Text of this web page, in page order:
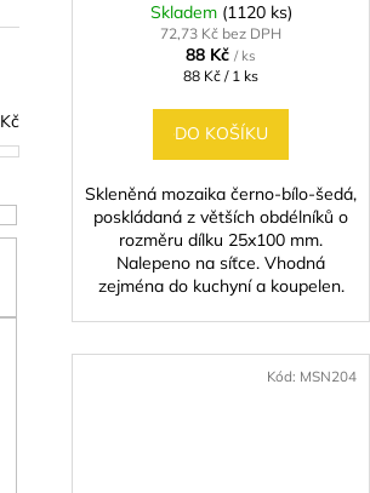
Kč
Skladem (1120 ks)
72,73 Kč bez DPH
88 Kč/ ks
Měrná
88 Kč / 1 ks
DO KOŠÍKU
Skleněná mozaika černo-bílo-šedá,
poskládaná z větších obdélníků o
rozměru dílku 25x100 mm.
Nalepeno na síťce. Vhodná
zejména do kuchyní a koupelen.
Kód: MSN204